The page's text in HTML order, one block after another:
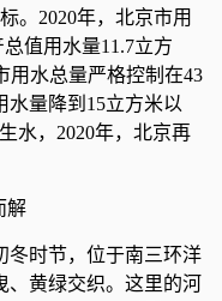
。2020年，北京市用
值用水量11.7立方
用水总量严格控制在43
水量降到15立方米以
水，2020年，北京再
解
冬时节，位于南三环洋
、黄绿交织。这里的河